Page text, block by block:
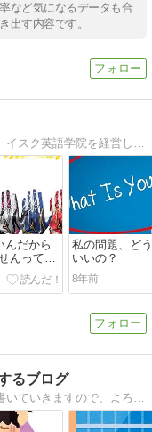
など気になるデータも合
出す内容です。
んだから
んって、
私の問題、ど
いいの？
8年前
るブログ